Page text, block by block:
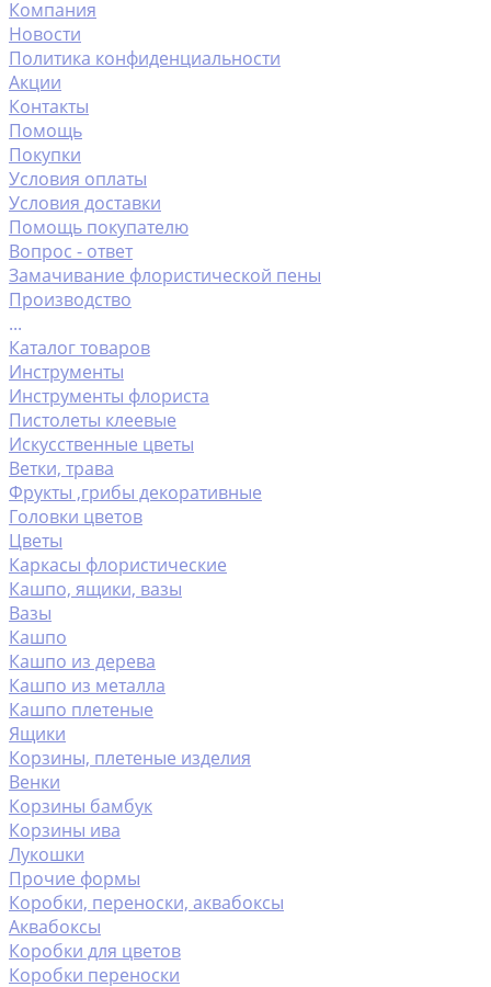
Компания
Новости
Политика конфиденциальности
Акции
Контакты
Помощь
Покупки
Условия оплаты
Условия доставки
Помощь покупателю
Вопрос - ответ
Замачивание флористической пены
Производство
...
Каталог товаров
Инструменты
Инструменты флориста
Пистолеты клеевые
Искусственные цветы
Ветки, трава
Фрукты ,грибы декоративные
Головки цветов
Цветы
Каркасы флористические
Кашпо, ящики, вазы
Вазы
Кашпо
Кашпо из дерева
Кашпо из металла
Кашпо плетеные
Ящики
Корзины, плетеные изделия
Венки
Корзины бамбук
Корзины ива
Лукошки
Прочие формы
Коробки, переноски, аквабоксы
Аквабоксы
Коробки для цветов
Коробки переноски